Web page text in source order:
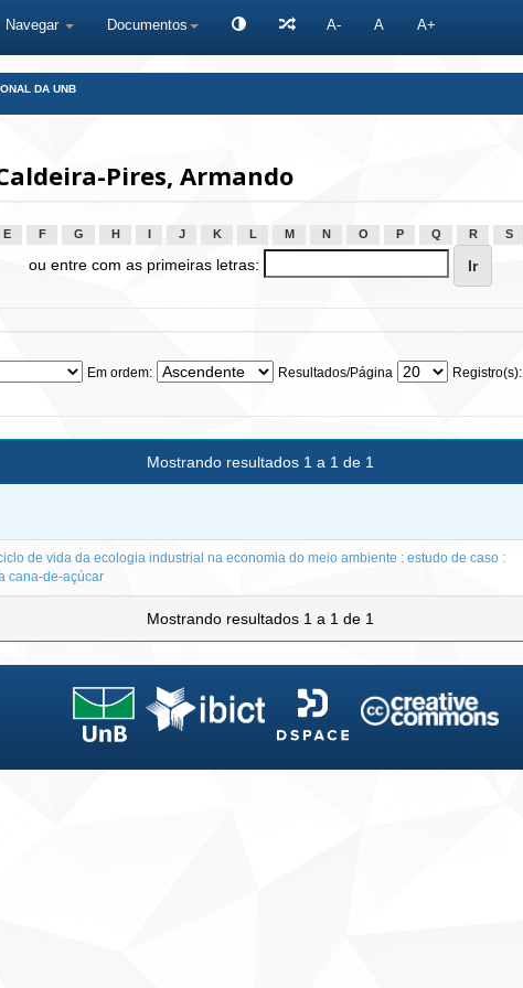
Navegar Documentos A- A A+
DA UNB
Pires, Armando
E F G H J K L M N O P Q R S
ou entre com as primeiras letras:
Em ordem: Resultados/Página Registro(s):
Mostrando resultados 1 a 1 de 1
de vida da ecologia industrial na economia do meio ambiente : estudo de caso :
cana-de-açúcar
Mostrando resultados 1 a 1 de 1